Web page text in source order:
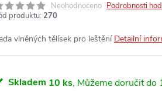
Neohodnoceno Podrobnosti
produktu: 270
vlněných tělísek pro leštění Detailní
Skladem 10 ks